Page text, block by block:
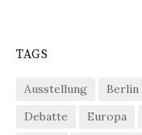
TAGS
Ausstellung Berlin
Debatte
Europa